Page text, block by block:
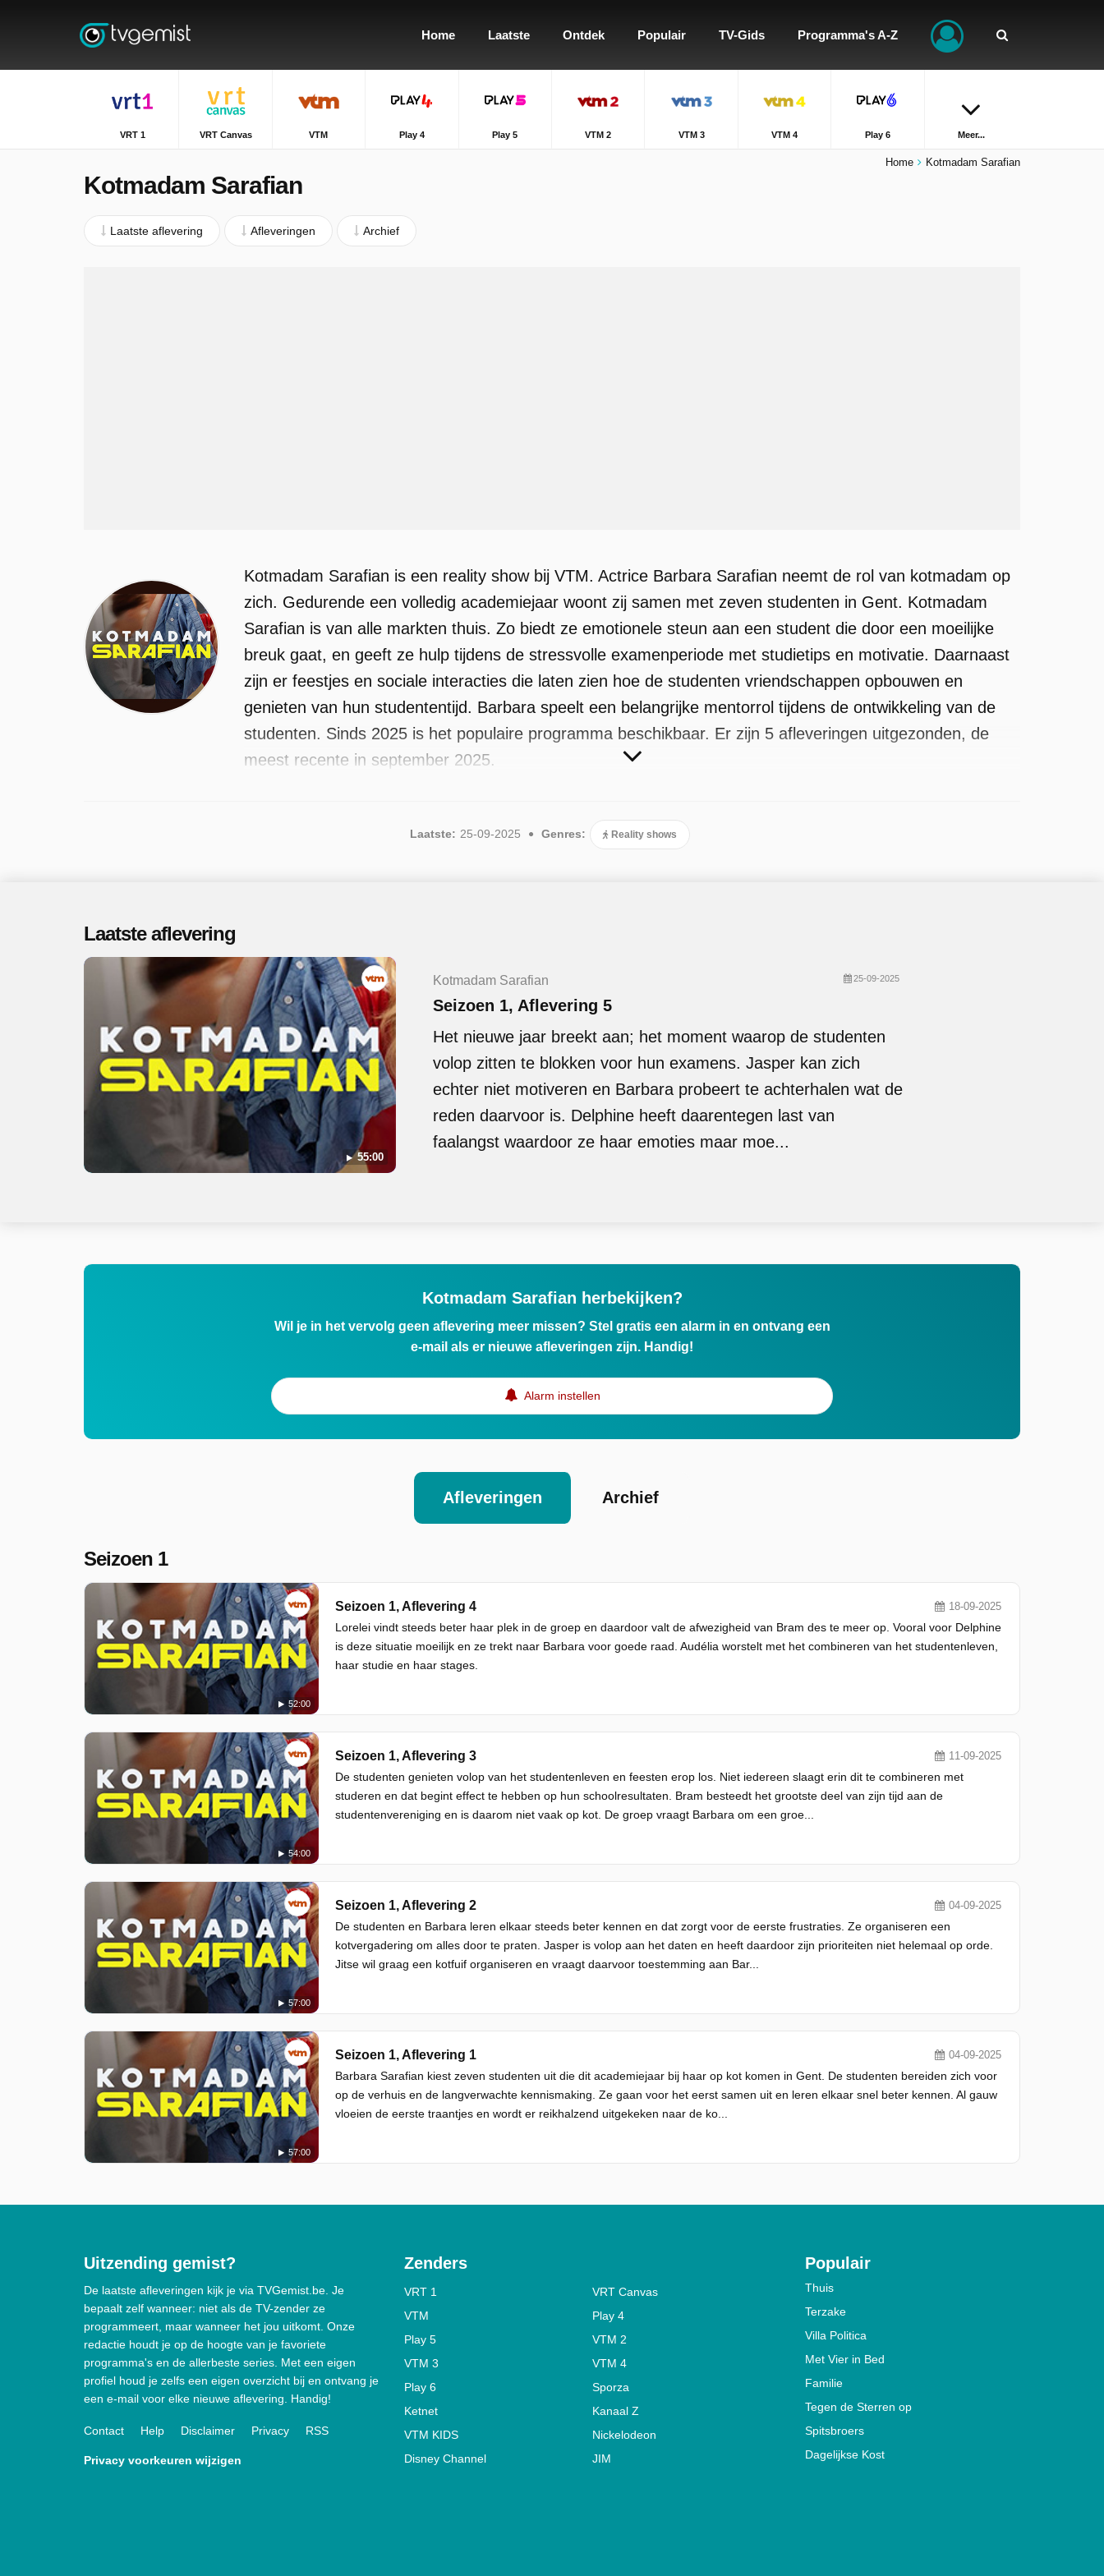
Home Laatste Ontdek Populair TV-Gids Programma's A-Z
VRT 1 VRT Canvas VTM Play 4 Play 5 VTM 2 VTM 3 VTM 4 Play 6 Meer...
Home Kotmadam Sarafian
Kotmadam Sarafian
Laatste aflevering Afleveringen Archief
Kotmadam Sarafian is een reality show bij VTM. Actrice Barbara Sarafian neemt de rol van kotmadam op
zich. Gedurende een volledig academiejaar woont zij samen met zeven studenten in Gent. Kotmadam
Sarafian is van alle markten thuis. Zo biedt ze emotionele steun aan een student die door een moeilijke
breuk gaat, en geeft ze hulp tijdens de stressvolle examenperiode met studietips en motivatie. Daarnaast
zijn er feestjes en sociale interacties die laten zien hoe de studenten vriendschappen opbouwen en
genieten van hun studententijd. Barbara speelt een belangrijke mentorrol tijdens de ontwikkeling van de
studenten. Sinds 2025 is het populaire programma beschikbaar. Er zijn 5 afleveringen uitgezonden, de
meest recente in september 2025.
Laatste: 25-09-2025 Genres: Reality shows
Laatste aflevering
55:00
Kotmadam Sarafian 25-09-2025
Seizoen 1, Aflevering 5
Het nieuwe jaar breekt aan; het moment waarop de studenten
volop zitten te blokken voor hun examens. Jasper kan zich
echter niet motiveren en Barbara probeert te achterhalen wat de
reden daarvoor is. Delphine heeft daarentegen last van
faalangst waardoor ze haar emoties maar moe...
Kotmadam Sarafian herbekijken?
Wil je in het vervolg geen aflevering meer missen? Stel gratis een alarm in en ontvang een
e-mail als er nieuwe afleveringen zijn. Handig!
Alarm instellen
Afleveringen Archief
Seizoen 1
52:00
Seizoen 1, Aflevering 4 18-09-2025
Lorelei vindt steeds beter haar plek in de groep en daardoor valt de afwezigheid van Bram des te meer op. Vooral voor Delphine
is deze situatie moeilijk en ze trekt naar Barbara voor goede raad. Audélia worstelt met het combineren van het studentenleven,
haar studie en haar stages.
54:00
Seizoen 1, Aflevering 3 11-09-2025
De studenten genieten volop van het studentenleven en feesten erop los. Niet iedereen slaagt erin dit te combineren met
studeren en dat begint effect te hebben op hun schoolresultaten. Bram besteedt het grootste deel van zijn tijd aan de
studentenvereniging en is daarom niet vaak op kot. De groep vraagt Barbara om een groe...
57:00
Seizoen 1, Aflevering 2 04-09-2025
De studenten en Barbara leren elkaar steeds beter kennen en dat zorgt voor de eerste frustraties. Ze organiseren een
kotvergadering om alles door te praten. Jasper is volop aan het daten en heeft daardoor zijn prioriteiten niet helemaal op orde.
Jitse wil graag een kotfuif organiseren en vraagt daarvoor toestemming aan Bar...
57:00
Seizoen 1, Aflevering 1 04-09-2025
Barbara Sarafian kiest zeven studenten uit die dit academiejaar bij haar op kot komen in Gent. De studenten bereiden zich voor
op de verhuis en de langverwachte kennismaking. Ze gaan voor het eerst samen uit en leren elkaar snel beter kennen. Al gauw
vloeien de eerste traantjes en wordt er reikhalzend uitgekeken naar de ko...
Uitzending gemist?
De laatste afleveringen kijk je via TVGemist.be. Je
bepaalt zelf wanneer: niet als de TV-zender ze
programmeert, maar wanneer het jou uitkomt. Onze
redactie houdt je op de hoogte van je favoriete
programma's en de allerbeste series. Met een eigen
profiel houd je zelfs een eigen overzicht bij en ontvang je
een e-mail voor elke nieuwe aflevering. Handig!
Contact Help Disclaimer Privacy RSS
Privacy voorkeuren wijzigen
Zenders
VRT 1
VRT Canvas
VTM
Play 4
Play 5
VTM 2
VTM 3
VTM 4
Play 6
Sporza
Ketnet
Kanaal Z
VTM KIDS
Nickelodeon
Disney Channel
JIM
Populair
Thuis
Terzake
Villa Politica
Met Vier in Bed
Familie
Tegen de Sterren op
Spitsbroers
Dagelijkse Kost